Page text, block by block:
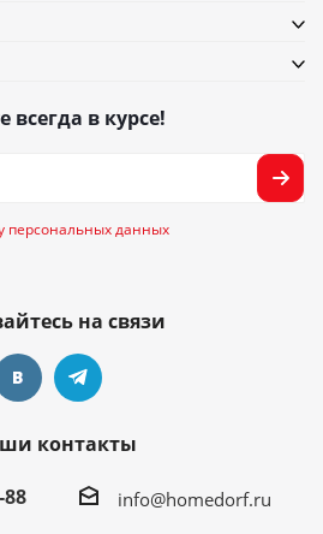
всегда в курсе!
персональных данных
на связи
контакты
88
info@homedorf.ru